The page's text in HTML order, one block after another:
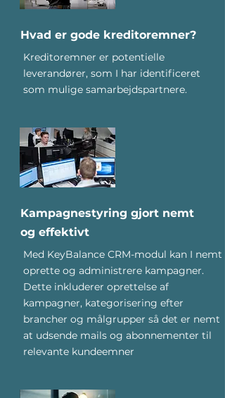
Hvad er gode kreditoremner?
Kreditoremner er potentielle
leverandører, som I har identificeret
som mulige samarbejdspartnere.
Kampagnestyring gjort nemt
og effektivt
Med KeyBalance CRM-modul kan I nemt
oprette og administrere kampagner.
Dette inkluderer oprettelse af
kampagner, kategorisering efter
brancher og målgrupper så det er nemt
at udsende mails og abonnementer til
relevante kundeemner